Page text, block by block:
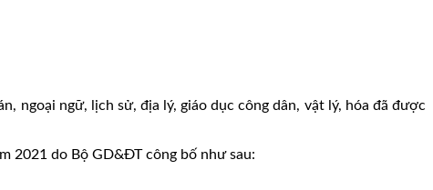
ngoại ngữ, lịch sử, địa lý, giáo dục công dân, vật lý, hóa đã được
2021 do Bộ GD&ĐT công bố như sau: